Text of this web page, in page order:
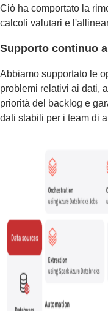
Ciò ha comportato la
calcoli valutari e
Supporto continuo
Abbiamo supportato le
problemi relativi ai dati,
priorità del backlog e
dati stabili per i team di